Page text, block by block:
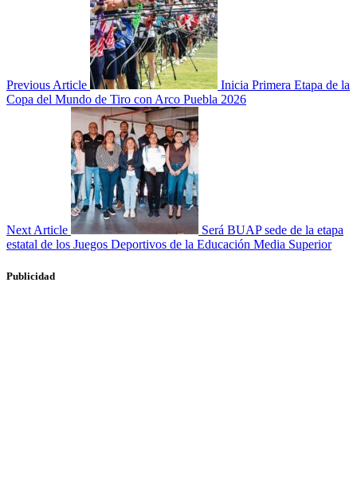
Previous Article
Inicia Primera Etapa de la
Copa del Mundo de Tiro con Arco Puebla 2026
Next Article
Será BUAP sede de la etapa
estatal de los Juegos Deportivos de la Educación Media Superior
Publicidad